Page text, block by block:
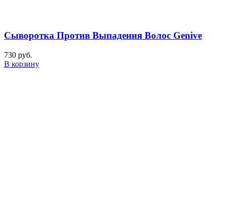
Сыворотка Против Выпадения Волос Genive
730 руб.
В корзину